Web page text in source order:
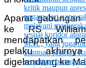
Aparat gabungan
ke RS
mendapatkan
pelaku
digelandang ke